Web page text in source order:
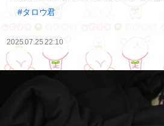
#タロウ君
2025.07.25 22:10